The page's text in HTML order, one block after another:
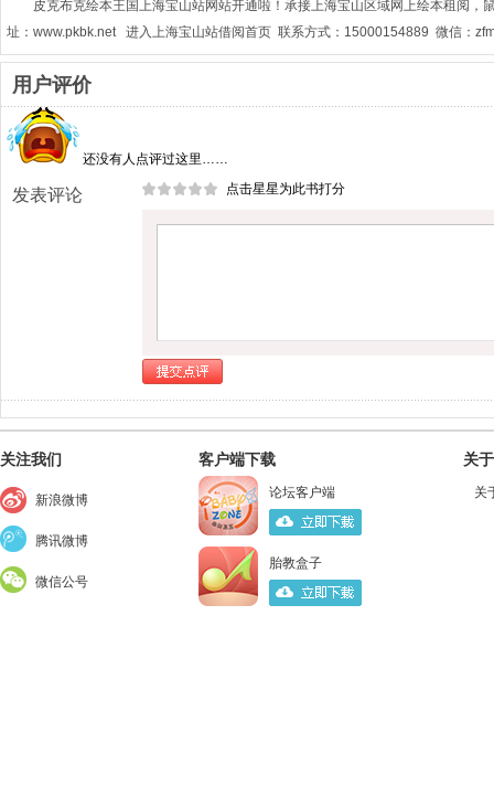
皮克布克绘本王国上海宝山站网站开通啦！承接上海宝山区域网上绘本租阅，
址：www.pkbk.net 进入上海宝山站借阅首页 联系方式：15000154889 微信：
用户评价
还没有人点评过这里……
发表评论 点击星星为此书打分
关注我们
新浪微博
腾讯微博
微信公号
客户端下载
论坛客户端
胎教盒子
关
关